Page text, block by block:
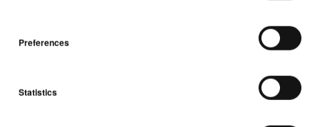
Preferences
Statistics
innendørs luftkvalitet
For å holde oppussing og gjør-det-selv-prosjekter
informasjonskilde om luften du puster inn. En god